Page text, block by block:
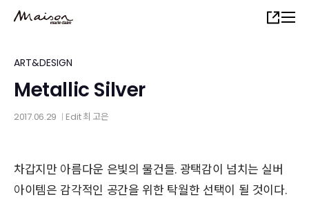
content
Share
ART&DESIGN
Metallic Silver
2017.06.29 Edit최 고은
차갑지만 아름다운 은빛의 물건들. 광택감이 넘치는 실버
아이템은 감각적인 공간을 위한 탁월한 선택이 될 것이다.